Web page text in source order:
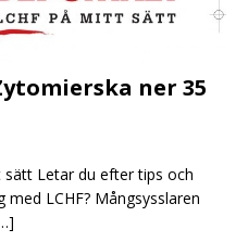
ner 35
sätt Letar du efter tips och
LCHF? Mångsysslaren